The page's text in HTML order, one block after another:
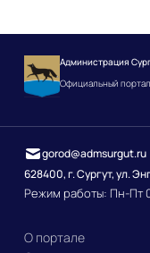
Администрация
Официальный портал
628400, г. Сургут, ул.
Режим работы: Пн-Пт
gorod@admsurgut.ru
О портале